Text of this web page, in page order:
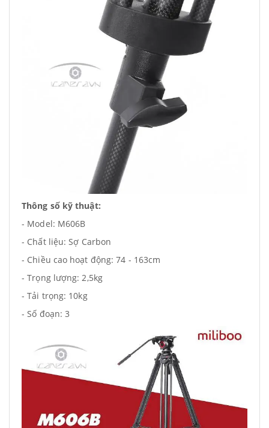
Thông số kỹ thuật:
- Model: M606B
- Chất liệu: Sợ Carbon
- Chiều cao hoạt động: 74 - 163cm
- Trọng lượng: 2,5kg
- Tải trọng: 10kg
- Số đoạn: 3